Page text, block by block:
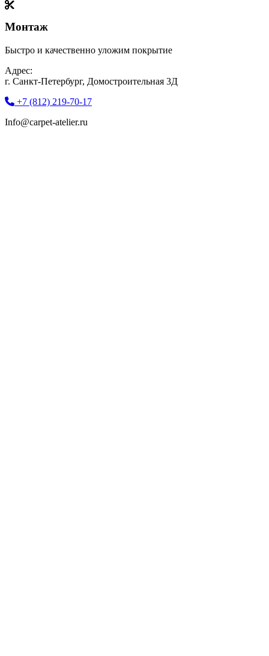
Монтаж
Быстро и качественно уложим покрытие
Адрес:
г. Санкт-Петербург, Домостроительная 3Д
+7 (812) 219-70-17
Info@carpet-atelier.ru